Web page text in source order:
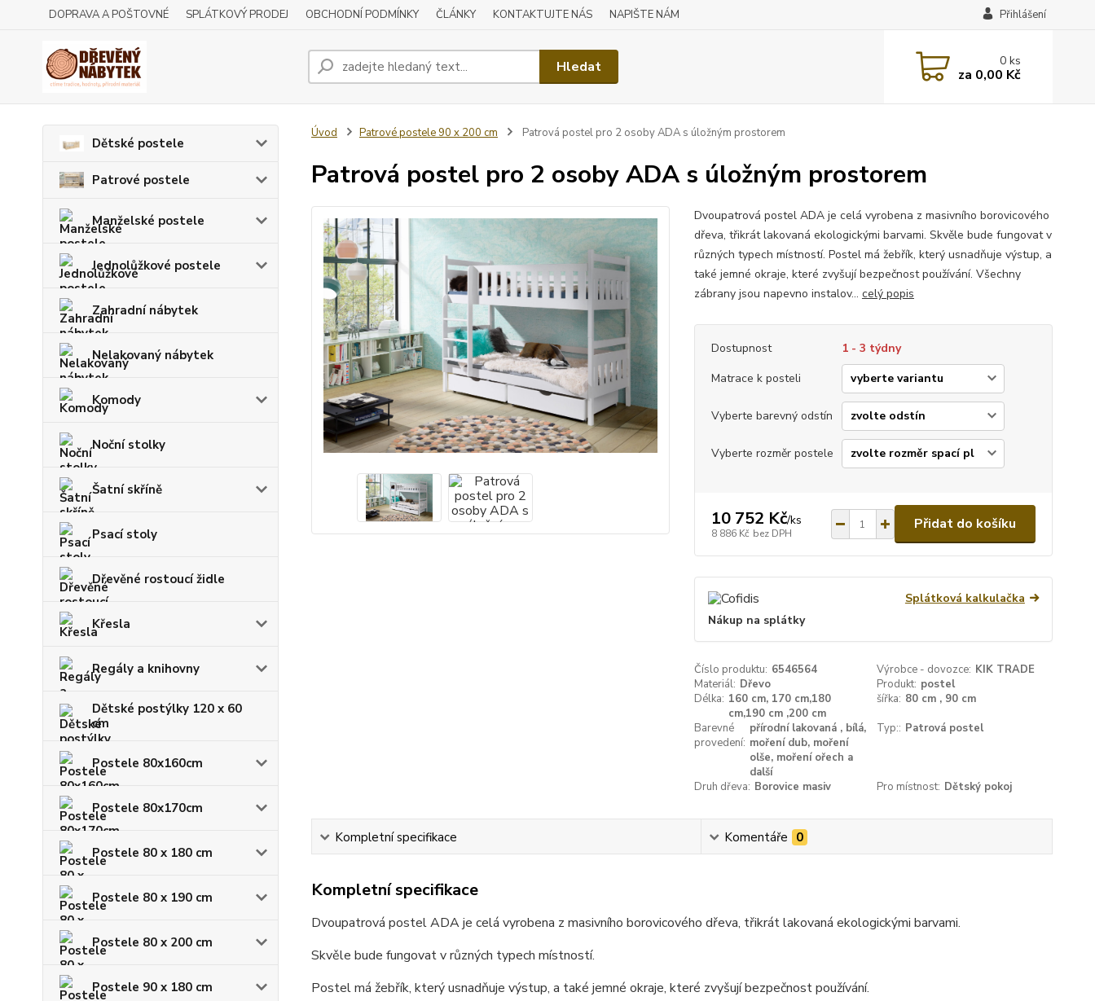
DOPRAVA A POŠTOVNÉ SPLÁTKOVÝ PRODEJ OBCHODNÍ PODMÍNKY ČLÁNKY KONTAKTUJTE NÁS NAPIŠTE NÁM Přihlášení
Hledat 0ks
za 0,00 Kč
Dětské postele
Patrové postele
Manželské postele
Jednolůžkové postele
Zahradní nábytek
Nelakovaný nábytek
Komody
Noční stolky
Šatní skříně
Psací stoly
Dřevěné rostoucí židle
Křesla
Regály a knihovny
Dětské postýlky 120 x 60
cm
Postele 80x160cm
Postele 80x170cm
Postele 80 x 180 cm
Postele 80 x 190 cm
Postele 80 x 200 cm
Postele 90 x 180 cm
Úvod Patrové postele 90 x 200 cm Patrová postel pro 2 osoby ADA s úložným prostorem
Patrová postel pro 2 osoby ADA s úložným prostorem
Dvoupatrová postel ADA je celá vyrobena z masivního borovicového
dřeva, třikrát lakovaná ekologickými barvami. Skvěle bude fungovat v
různých typech místností. Postel má žebřík, který usnadňuje výstup, a
také jemné okraje, které zvyšují bezpečnost používání. Všechny
zábrany jsou napevno instalov... celý popis
Dostupnost
1 - 3 týdny
Matrace k posteli
Vyberte barevný odstín
Vyberte rozměr postele
10 752 Kč/ks
8 886 Kč bez DPH
Přidat do košíku
Splátková kalkulačka
Nákup na splátky
Číslo produktu: 6546564 Výrobce - dovozce: KIK TRADE
Materiál: Dřevo Produkt: postel
Délka: 160 cm, 170 cm,180
cm,190 cm ,200 cm
šířka: 80 cm , 90 cm
Barevné
provedení:
přírodní lakovaná , bílá,
moření dub, moření
olše, moření ořech a
další
Typ:: Patrová postel
Druh dřeva: Borovice masiv Pro místnost: Dětský pokoj
Kompletní specifikace Komentáře 0
Kompletní specifikace
Dvoupatrová postel ADA je celá vyrobena z masivního borovicového dřeva, třikrát lakovaná ekologickými barvami.
Skvěle bude fungovat v různých typech místností.
Postel má žebřík, který usnadňuje výstup, a také jemné okraje, které zvyšují bezpečnost používání.